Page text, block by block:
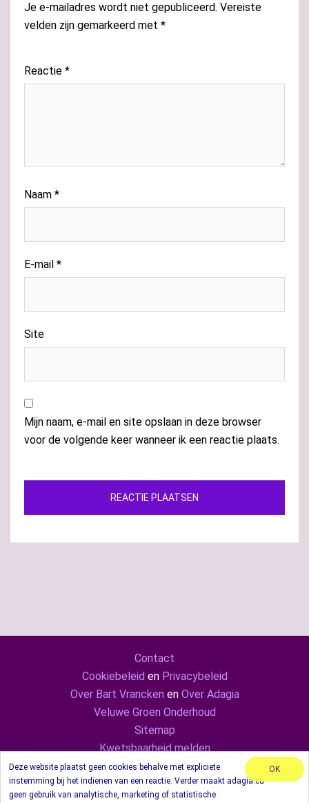
Je e-mailadres wordt niet gepubliceerd. Vereiste
velden zijn gemarkeerd met *
Reactie *
Naam *
E-mail *
Site
Mijn naam, e-mail en site opslaan in deze browser
voor de volgende keer wanneer ik een reactie plaats.
Contact
Cookiebeleid en Privacybeleid
Over Bart Vrancken en Over Adagia
Veluwe Groen Onderhoud
Sitemap
Kwetsbaarheid melden
Adagia ook opMastodonenLinkedIn
© 2024 Adagia. Met behulp van thema Sydney.
OK
Deze website plaatst geen cookies behalve met expliciete
instemming bij het indienen van een reactie. Verder maakt adagia.eu
geen gebruik van analytische, marketing of statistische